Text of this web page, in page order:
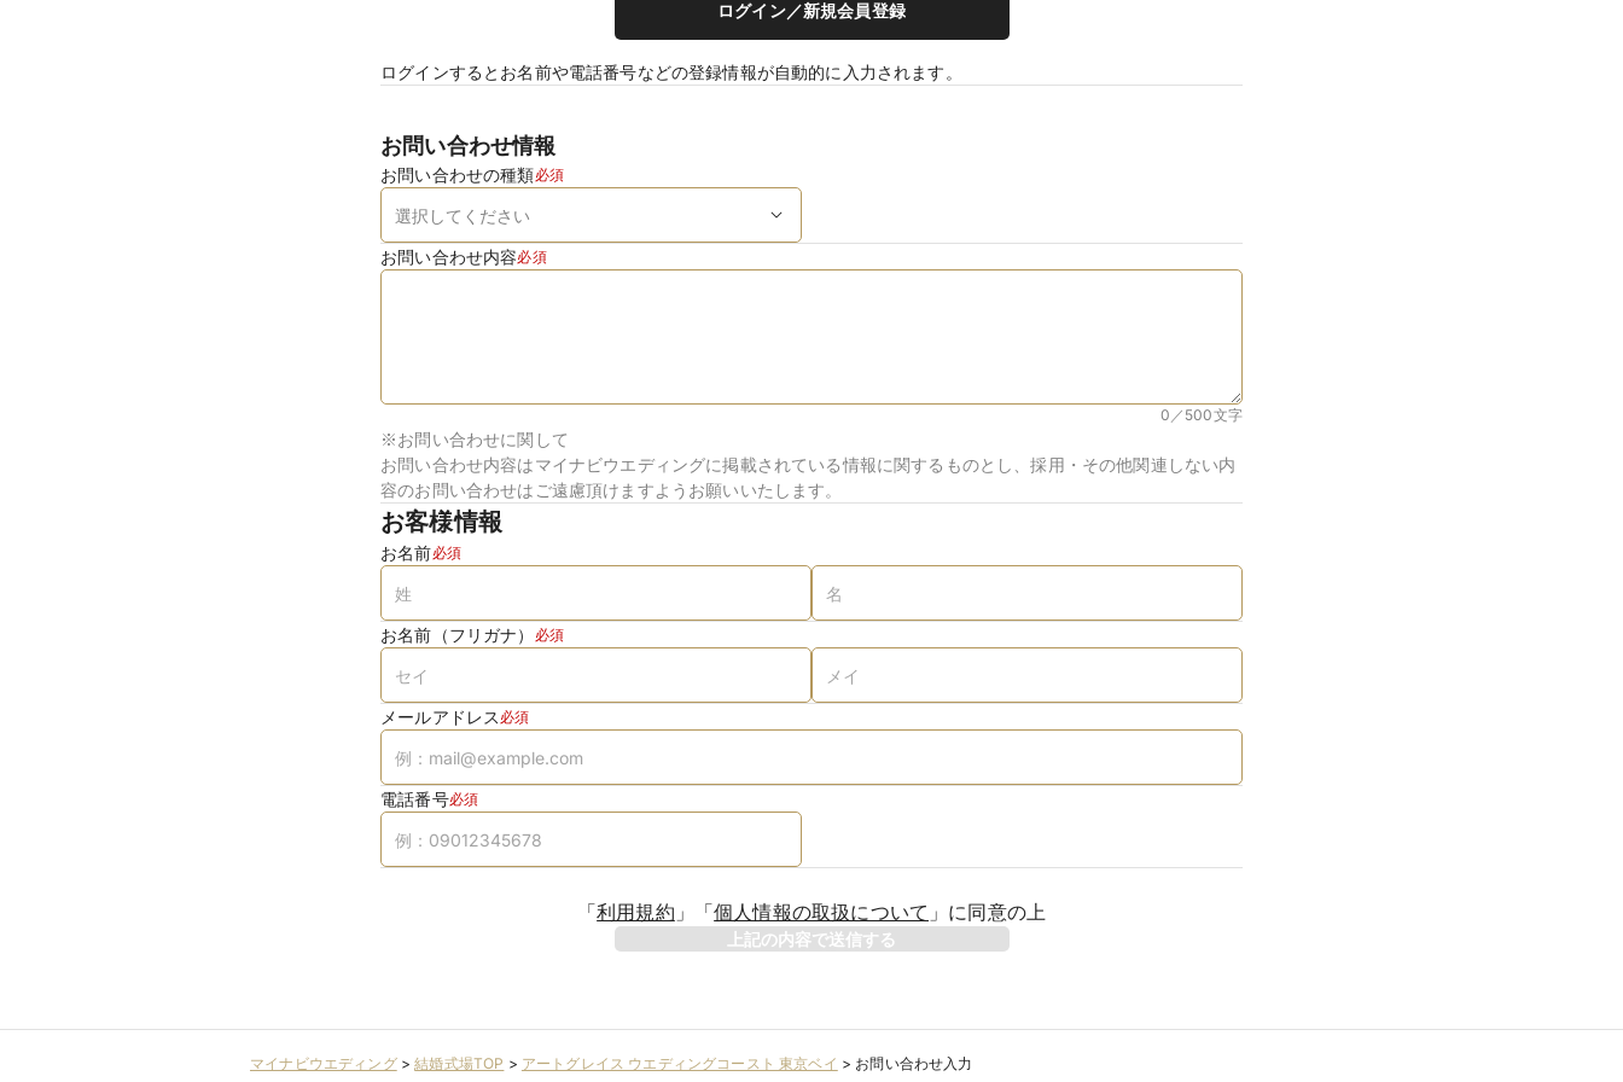
ログイン／新規会員登録
ログインするとお名前や電話番号などの登録情報が自動的に入力されます。
お問い合わせ情報
お問い合わせの種類必須
お問い合わせ内容必須
0／500文字
※お問い合わせに関して
お問い合わせ内容はマイナビウエディングに掲載されている情報に関するものとし、採用・その他関連しない内
容のお問い合わせはご遠慮頂けますようお願いいたします。
お客様情報
お名前必須
お名前（フリガナ） 必須
メールアドレス 必須
電話番号必須
「利用規約 」 「個人情報の取扱について 」 に同意の上
上記の内容で送信する
マイナビウエディング>結婚式場TOP > アートグレイス ウエディングコースト 東京ベイ > お問い合わせ入力